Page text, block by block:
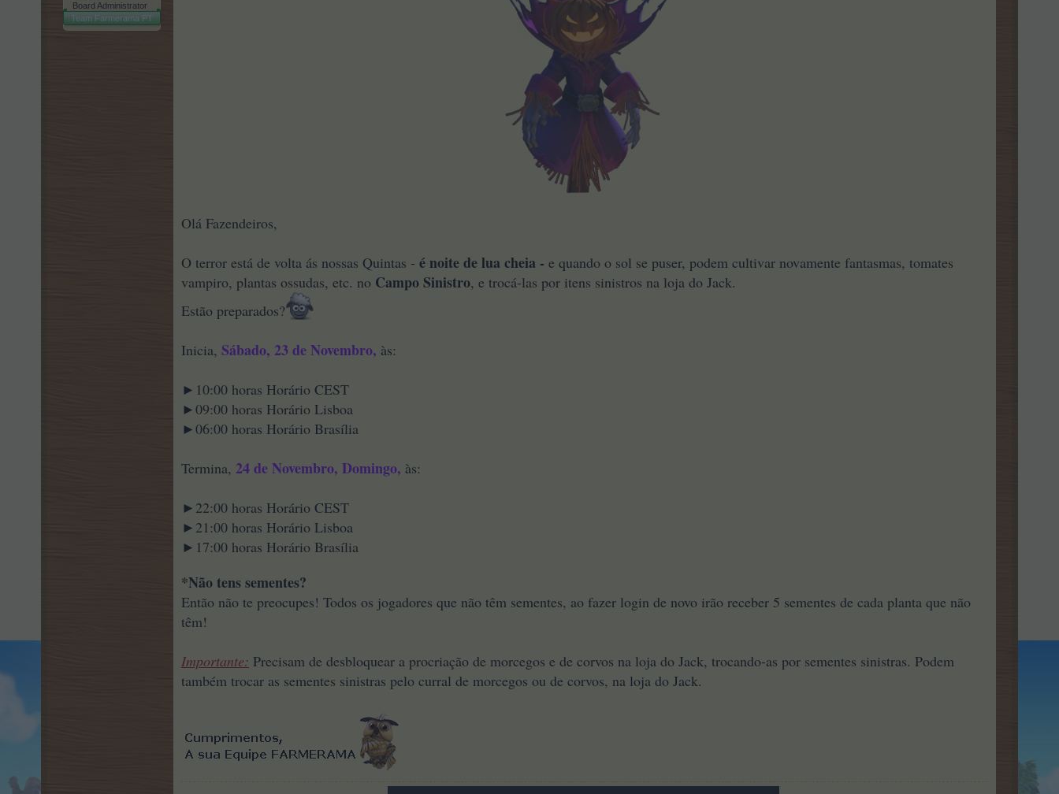
Board Administrator
Team Farmerama PT
Olá Fazendeiros,
O terror está de volta ás nossas Quintas - é noite de lua cheia - e quando o sol se puser, podem cultivar novamente fantasmas, tomates
vampiro, plantas ossudas, etc. no Campo Sinistro, e trocá-las por itens sinistros na loja do Jack.
Estão preparados?
Inicia, Sábado, 23 de Novembro, às:
►10:00 horas Horário CEST
►09:00 horas Horário Lisboa
►06:00 horas Horário Brasília
Termina, 24 de Novembro, Domingo, às:
►22:00 horas Horário CEST
►21:00 horas Horário Lisboa
►17:00 horas Horário Brasília
*Não tens sementes?
Então não te preocupes! Todos os jogadores que não têm sementes, ao fazer login de novo irão receber 5 sementes de cada planta que não
têm!
Importante: Precisam de desbloquear a procriação de morcegos e de corvos na loja do Jack, trocando-as por sementes sinistras. Podem
também trocar as sementes sinistras pelo curral de morcegos ou de corvos, na loja do Jack.